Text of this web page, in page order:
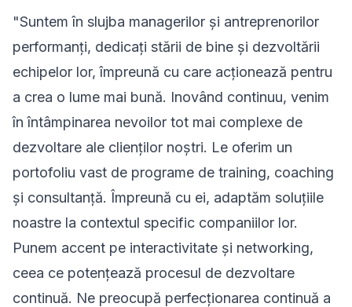
"Suntem în slujba managerilor și antreprenorilor
performanți, dedicați stării de bine și dezvoltării
echipelor lor, împreună cu care acționează pentru
a crea o lume mai bună. Inovând continuu, venim
în întâmpinarea nevoilor tot mai complexe de
dezvoltare ale clienților noștri. Le oferim un
portofoliu vast de programe de training, coaching
și consultanță. Împreună cu ei, adaptăm soluţiile
noastre la contextul specific companiilor lor.
Punem accent pe interactivitate şi networking,
ceea ce potenţează procesul de dezvoltare
continuă. Ne preocupă perfecționarea continuă a